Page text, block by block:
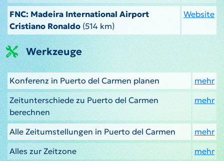
FNC: Madeira International Airport
Cristiano Ronaldo (514 km)
Website
Werkzeuge
Konferenz in Puerto del Carmen planen
mehr
Zeitunterschiede zu Puerto del Carmen
berechnen
mehr
Alle Zeitumstellungen in Puerto del Carmen
mehr
Alles zur Zeitzone
mehr